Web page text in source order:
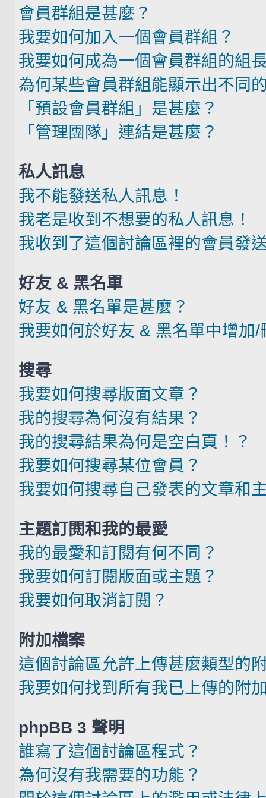
會員群組是甚麼？
我要如何加入一個會員群組？
我要如何成為一個會員群組的組
為何某些會員群組能顯示出不同
「預設會員群組」是甚麼？
「管理團隊」連結是甚麼？
私人訊息
我不能發送私人訊息！
我老是收到不想要的私人訊息！
我收到了這個討論區裡的會員發
好友 & 黑名單
好友 & 黑名單是甚麼？
我要如何於好友 & 黑名單中增加/
搜尋
我要如何搜尋版面文章？
我的搜尋為何沒有結果？
我的搜尋結果為何是空白頁！？
我要如何搜尋某位會員？
我要如何搜尋自己發表的文章和
主題訂閱和我的最愛
我的最愛和訂閱有何不同？
我要如何訂閱版面或主題？
我要如何取消訂閱？
附加檔案
這個討論區允許上傳甚麼類型的
我要如何找到所有我已上傳的附
phpBB 3 聲明
誰寫了這個討論區程式？
為何沒有我需要的功能？